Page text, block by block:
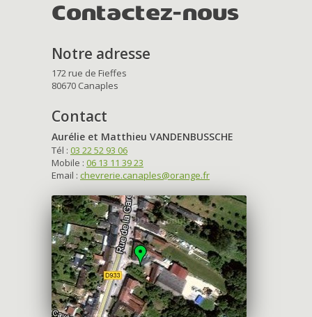
Contactez-nous
Notre adresse
172 rue de Fieffes
80670 Canaples
Contact
Aurélie et Matthieu VANDENBUSSCHE
Tél : 03 22 52 93 06
Mobile : 06 13 11 39 23
Email : chevrerie.canaples@orange.fr